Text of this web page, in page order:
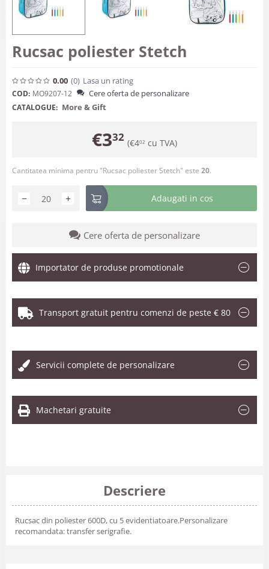
Rucsac poliester Stetch
0.00 (0) Lasa un rating
COD: MO9207-12 Cere oferta de personalizare
CATALOGUE: More & Gift
€332 (€402 cu TVA)
Cantitatea minima pentru "Rucsac poliester Stetch" este 20.
+
− Adaugati in cos
Cere oferta de personalizare
Importator de produse promotionale
Transport gratuit pentru comenzi de peste € 80
Servicii complete de personalizare
Machetari gratuite
Descriere
Rucsac din poliester 600D, cu 5 evidentiatoare.Personalizare
recomandata: transfer serigrafie.